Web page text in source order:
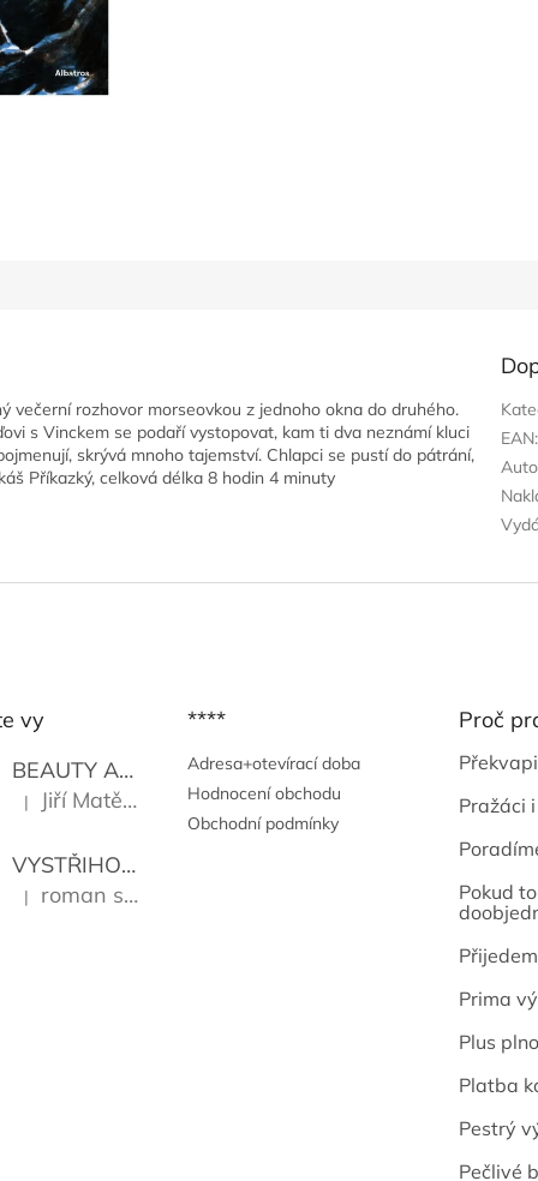
večerní rozhovor morseovkou z jednoho okna do druhého.
s Vinckem se podaří vystopovat, kam ti dva neznámí kluci
skrývá mnoho tajemství. Chlapci se pustí do pátrání,
Příkazký, celková délka 8 hodin 4 minuty
EAN:
vy
BEAUTY AND THE BEAT
Go Go's
Hodnocení produktu je 5 z 5 hvězdiček.
| Jiří Matějů
VYSTŘIHOVÁNKY - PRAŽSKÉ PAMÁTKY Kropáček
Hodnocení produktu je 5 z 5 hvězdiček.
| roman sekanina
****
Adresa+otevírací doba
Hodnocení obchodu
Obchodní podmínky
Proč
Pražáci
Pokud
Prima
Plus
Platba
Pestrý
Pečlivé